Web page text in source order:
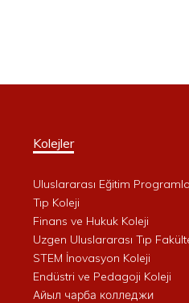
Kolejler
Uluslararası Eğitim
Tıp Koleji
Finans ve Hukuk Koleji
Uzgen Uluslararası Tıp
STEM İnovasyon Koleji
Endüstri ve Pedagoji Koleji
Айыл чарба колледжи